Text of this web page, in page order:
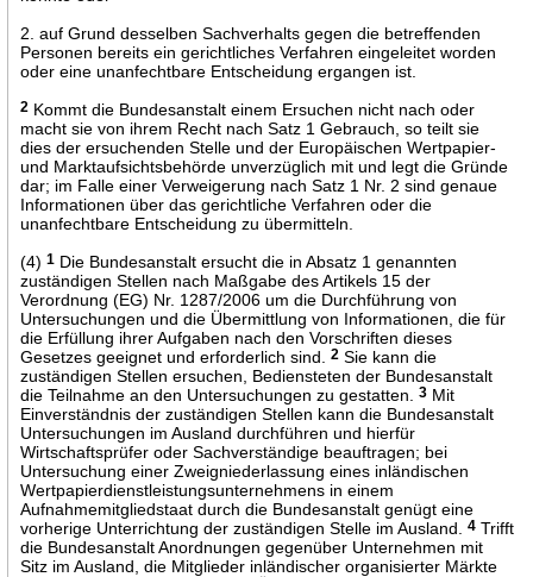
2. auf Grund desselben Sachverhalts gegen die betreffenden
Personen bereits ein gerichtliches Verfahren eingeleitet worden
oder eine unanfechtbare Entscheidung ergangen ist.
2 Kommt die Bundesanstalt einem Ersuchen nicht nach oder
macht sie von ihrem Recht nach Satz 1 Gebrauch, so teilt sie
dies der ersuchenden Stelle und der Europäischen Wertpapier-
und Marktaufsichtsbehörde unverzüglich mit und legt die Gründe
dar; im Falle einer Verweigerung nach Satz 1 Nr. 2 sind genaue
Informationen über das gerichtliche Verfahren oder die
unanfechtbare Entscheidung zu übermitteln.
(4)1 Die Bundesanstalt ersucht die in Absatz 1 genannten
zuständigen Stellen nach Maßgabe des Artikels 15 der
Verordnung (EG) Nr. 1287/2006 um die Durchführung von
Untersuchungen und die Übermittlung von Informationen, die für
die Erfüllung ihrer Aufgaben nach den Vorschriften dieses
Gesetzes geeignet und erforderlich sind.2 Sie kann die
zuständigen Stellen ersuchen, Bediensteten der Bundesanstalt
die Teilnahme an den Untersuchungen zu gestatten.3 Mit
Einverständnis der zuständigen Stellen kann die Bundesanstalt
Untersuchungen im Ausland durchführen und hierfür
Wirtschaftsprüfer oder Sachverständige beauftragen; bei
Untersuchung einer Zweigniederlassung eines inländischen
Wertpapierdienstleistungsunternehmens in einem
Aufnahmemitgliedstaat durch die Bundesanstalt genügt eine
vorherige Unterrichtung der zuständigen Stelle im Ausland.4 Trifft
die Bundesanstalt Anordnungen gegenüber Unternehmen mit
Sitz im Ausland, die Mitglieder inländischer organisierter Märkte